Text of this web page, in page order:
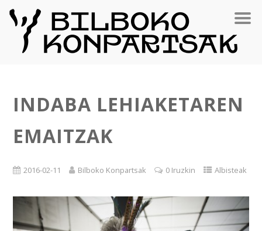
INDABA LEHIAKETAREN
EMAITZAK
2016-02-11 Bilboko Konpartsak 0 Iruzkin Albisteak